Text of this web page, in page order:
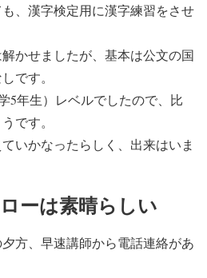
、漢字検定用に漢字練習をさせ
かせましたが、基本は公文の国
です。
5年生）レベルでしたので、比
です。
いかなったらしく、出来はいま
ーは素晴らしい
方、早速講師から電話連絡があ